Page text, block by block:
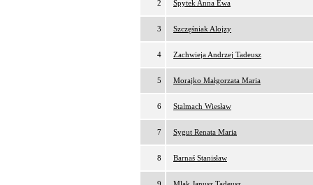
2 Spytek Anna Ewa
3 Szczęśniak Alojzy
4 Zachwieja Andrzej Tadeusz
5 Morajko Małgorzata Maria
6 Stalmach Wiesław
7 Sygut Renata Maria
8 Barnaś Stanisław